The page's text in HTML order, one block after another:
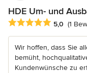
HDE Um- und
Durchschnittliche
5,0 (1
Wir hoffen, dass Sie
bemüht,
Kundenwünsche zu